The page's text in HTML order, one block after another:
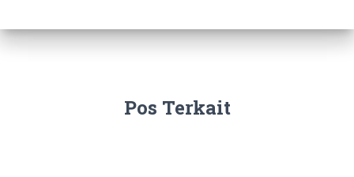
Pos Terkait